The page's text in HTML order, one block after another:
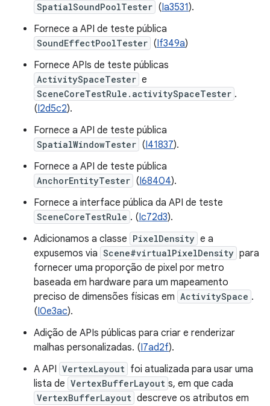
SpatialSoundPoolTester (Ia3531).
Fornece a API de teste pública
SoundEffectPoolTester (If349a)
Fornece APIs de teste públicas
ActivitySpaceTester e
SceneCoreTestRule.activitySpaceTester .
(I2d5c2).
Fornece a API de teste pública
SpatialWindowTester (I41837).
Fornece a API de teste pública
AnchorEntityTester (I68404).
Fornece a interface pública da API de teste
SceneCoreTestRule . (Ic72d3).
Adicionamos a classe PixelDensity e a
expusemos via Scene#virtualPixelDensity para
fornecer uma proporção de pixel por metro
baseada em hardware para um mapeamento
preciso de dimensões físicas em ActivitySpace .
(I0e3ac).
Adição de APIs públicas para criar e renderizar
malhas personalizadas. (I7ad2f).
A API VertexLayout foi atualizada para usar uma
lista de VertexBufferLayout s, em que cada
VertexBufferLayout descreve os atributos em